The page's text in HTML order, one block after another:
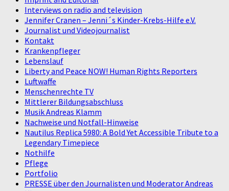
Interviews on radio and television
Jennifer Cranen – Jenni´s Kinder-Krebs-Hilfe e.V.
Journalist und Videojournalist
Kontakt
Krankenpfleger
Lebenslauf
Liberty and Peace NOW! Human Rights Reporters
Luftwaffe
Menschenrechte TV
Mittlerer Bildungsabschluss
Musik Andreas Klamm
Nachweise und Notfall-Hinweise
Nautilus Replica 5980: A Bold Yet Accessible Tribute to a
Legendary Timepiece
Nothilfe
Pflege
Portfolio
PRESSE über den Journalisten und Moderator Andreas